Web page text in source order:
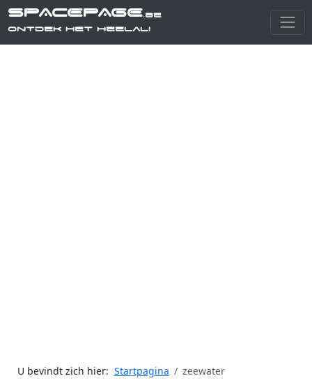
SPACEPAGE.be
Ontdek het heelal!
U bevindt zich hier: Startpagina zeewater